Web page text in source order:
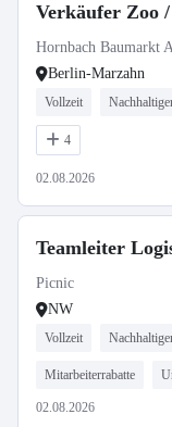
Verkäufer Zoo
Hornbach Baumarkt
Berlin-Marzahn
Vollzeit
4
02.08.2026
Teamleiter
Picnic
NW
Vollzeit
Mitarbeiterrabatte
02.08.2026